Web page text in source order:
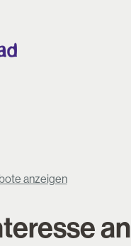
anzeigen
an